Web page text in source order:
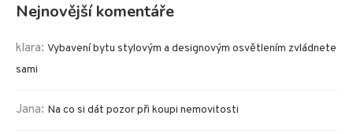
Nejnovější komentáře
klara: Vybavení bytu stylovým a designovým osvětlením zvládnete
sami
Jana: Na co si dát pozor při koupi nemovitosti